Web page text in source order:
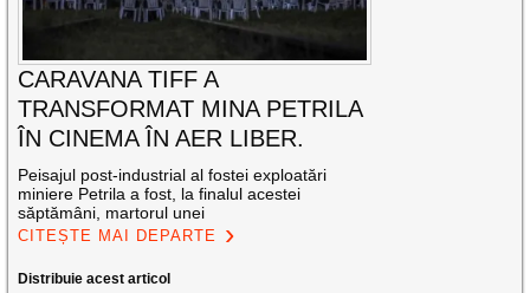
CARAVANA TIFF A
TRANSFORMAT MINA PETRILA
ÎN CINEMA ÎN AER LIBER.
Peisajul post-industrial al fostei exploatări
miniere Petrila a fost, la finalul acestei
săptămâni, martorul unei
CITEȘTE MAI DEPARTE
Distribuie acest articol